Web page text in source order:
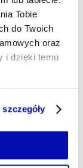
Tobie
do Twoich
oraz
i dzięki temu
plików cookie,
np. we
opcji
szczegóły
Kulczyka
„To koniec